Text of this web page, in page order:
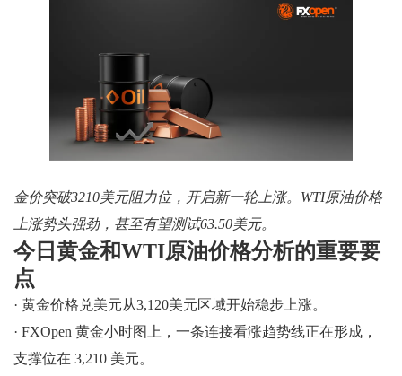
金价突破3210美元阻力位，开启新一轮上涨。WTI原油价格
上涨势头强劲，甚至有望测试63.50美元。
今日黄金和WTI原油价格分析的重要要
点
· 黄金价格兑美元从3,120美元区域开始稳步上涨。
· FXOpen 黄金小时图上，一条连接看涨趋势线正在形成，
支撑位在 3,210 美元。